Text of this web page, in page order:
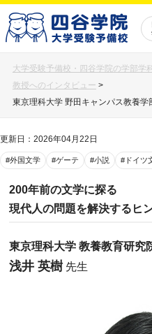
大学受験予備校・四谷学院の学部学
教授へのインタビュー >
東京理科大学 野田キャンパス教養学
更新日：2026年04月22日
#外国文学 #ゲーテ #小説 #ドイツ
200年前の文学に探る
現代人の問題を解決するヒ
東京理科大学 教養教育研究
浅井 英樹 先生